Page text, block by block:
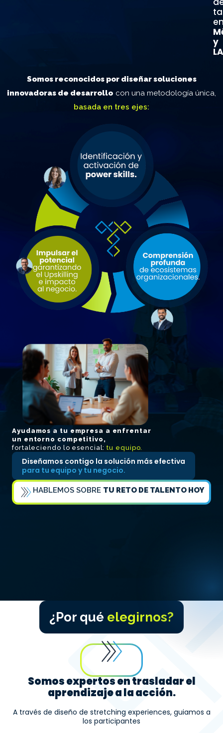
y
Ayudamos a tu empresa a enfrentar
un entorno competitivo,
fortaleciendo lo esencial: tu equipo.
Diseñamos contigo la solución más efectiva
para tu equipo y tu negocio.
HABLEMOS SOBRE TU RETO DE TALENTO HOY
Somos reconocidos por diseñar soluciones
innovadoras de desarrollo con una metodología única,
basada en tres ejes:
¿Por qué elegirnos?
Somos expertos en trasladar el
aprendizaje a la acción.
A través de diseño de stretching experiences, guiamos a
los participantes